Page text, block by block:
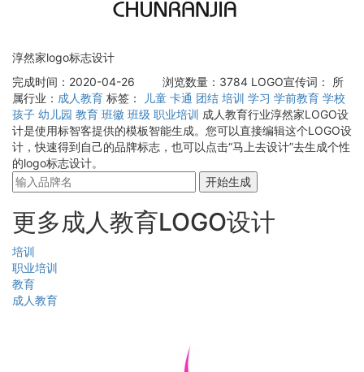
淳然家logo标志设计
完成时间：2020-04-26
浏览数量：3784 LOGO宣传词：
所
属行业： 成人教育 标签： 儿童 卡通 团结 培训 学习 学前教育 学校
孩子 幼儿园 教育 班徽 班级 职业培训 成人教育行业淳然家LOGO设
计是使用标智客提供的模板智能生成。您可以直接编辑这个LOGO设
计，快速得到自己的品牌标志，也可以点击“马上去设计”去生成个性
的logo标志设计。
开始生成
更多成人教育LOGO设计
培训
职业培训
教育
成人教育